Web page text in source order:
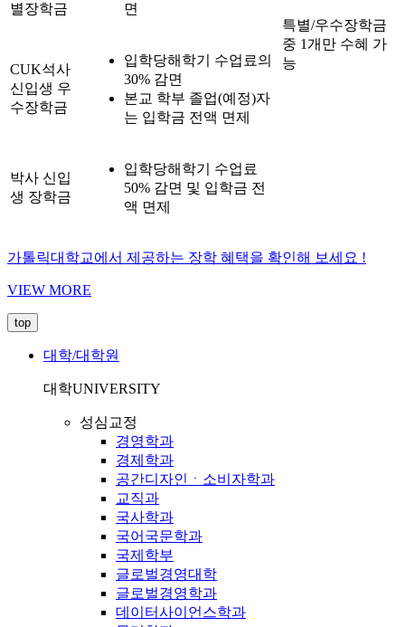
별장학금
면
특별/우수장학금
중 1개만 수혜 가
능
CUK석사
신입생 우
수장학금
입학당해학기 수업료의
30% 감면
본교 학부 졸업(예정)자
는 입학금 전액 면제
박사 신입
생 장학금
입학당해학기 수업료
50% 감면 및 입학금 전
액 면제
가톨릭대학교에서 제공하는 장학 혜택을 확인해 보세요 !
VIEW MORE
top
대학/대학원
대학UNIVERSITY
성심교정
경영학과
경제학과
공간디자인ㆍ소비자학과
교직과
국사학과
국어국문학과
국제학부
글로벌경영대학
글로벌경영학과
데이터사이언스학과